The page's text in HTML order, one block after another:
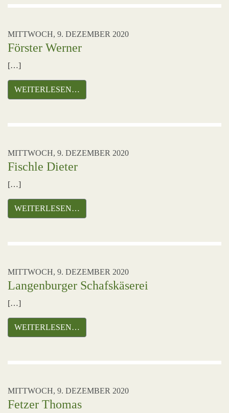
MITTWOCH, 9. DEZEMBER 2020
Förster Werner
[…]
WEITERLESEN…
MITTWOCH, 9. DEZEMBER 2020
Fischle Dieter
[…]
WEITERLESEN…
MITTWOCH, 9. DEZEMBER 2020
Langenburger Schafskäserei
[…]
WEITERLESEN…
MITTWOCH, 9. DEZEMBER 2020
Fetzer Thomas